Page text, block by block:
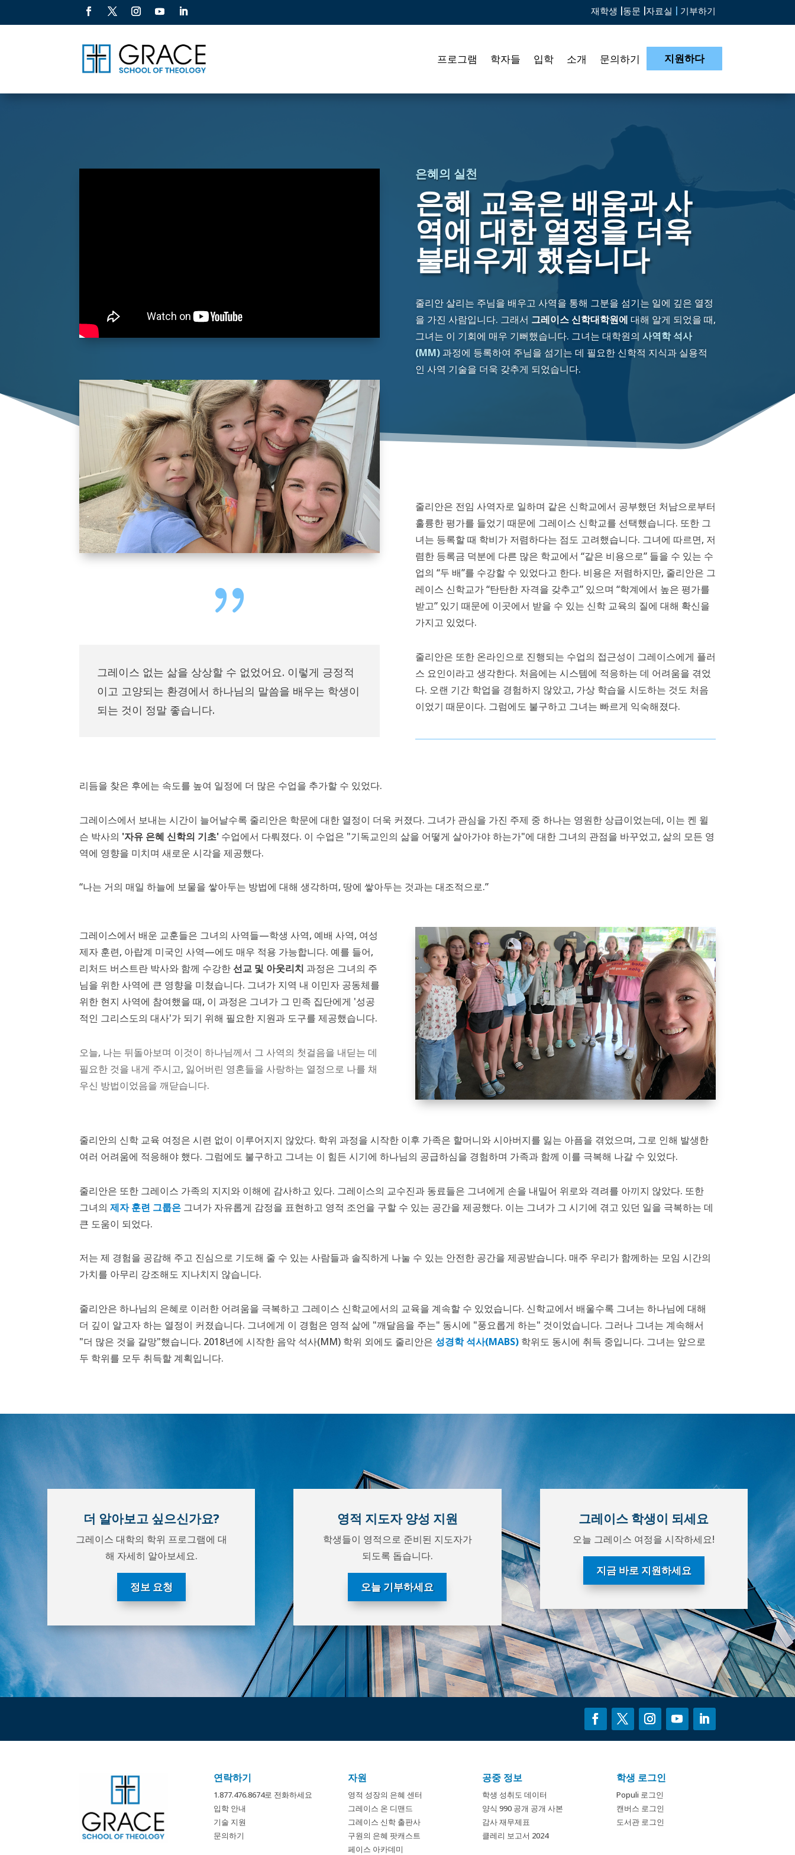
재학생 | 동문 | 자료실 기부하기
프로그램 학자들 입학 소개 문의하기 지원하다
은혜의 실천
은혜 교육은 배움과 사
역에 대한 열정을 더욱
불태우게 했습니다
줄리안 살리는 주님을 배우고 사역을 통해 그분을 섬기는 일에 깊은 열정
을 가진 사람입니다. 그래서 그레이스 신학대학원에 대해 알게 되었을 때,
그녀는 이 기회에 매우 기뻐했습니다. 그녀는 대학원의 사역학 석사
(MM)과정에 등록하여 주님을 섬기는 데 필요한 신학적 지식과 실용적
인 사역 기술을 더욱 갖추게 되었습니다.
{
그레이스 없는 삶을 상상할 수 없었어요. 이렇게 긍정적
이고 고양되는 환경에서 하나님의 말씀을 배우는 학생이
되는 것이 정말 좋습니다.
줄리안은 전임 사역자로 일하며 같은 신학교에서 공부했던 처남으로부터
훌륭한 평가를 들었기 때문에 그레이스 신학교를 선택했습니다. 또한 그
녀는 등록할 때 학비가 저렴하다는 점도 고려했습니다. 그녀에 따르면, 저
렴한 등록금 덕분에 다른 많은 학교에서 “같은 비용으로” 들을 수 있는 수
업의 “두 배”를 수강할 수 있었다고 한다. 비용은 저렴하지만, 줄리안은 그
레이스 신학교가 “탄탄한 자격을 갖추고” 있으며 “학계에서 높은 평가를
받고” 있기 때문에 이곳에서 받을 수 있는 신학 교육의 질에 대해 확신을
가지고 있었다.
줄리안은 또한 온라인으로 진행되는 수업의 접근성이 그레이스에게 플러
스 요인이라고 생각한다. 처음에는 시스템에 적응하는 데 어려움을 겪었
다. 오랜 기간 학업을 경험하지 않았고, 가상 학습을 시도하는 것도 처음
이었기 때문이다. 그럼에도 불구하고 그녀는 빠르게 익숙해졌다.
리듬을 찾은 후에는 속도를 높여 일정에 더 많은 수업을 추가할 수 있었다.
그레이스에서 보내는 시간이 늘어날수록 줄리안은 학문에 대한 열정이 더욱 커졌다. 그녀가 관심을 가진 주제 중 하나는 영원한 상급이었는데, 이는 켄 윌
슨 박사의 '자유 은혜 신학의 기초' 수업에서 다뤄졌다. 이 수업은 "기독교인의 삶을 어떻게 살아가야 하는가"에 대한 그녀의 관점을 바꾸었고, 삶의 모든 영
역에 영향을 미치며 새로운 시각을 제공했다.
“나는 거의 매일 하늘에 보물을 쌓아두는 방법에 대해 생각하며, 땅에 쌓아두는 것과는 대조적으로.”
그레이스에서 배운 교훈들은 그녀의 사역들—학생 사역, 예배 사역, 여성
제자 훈련, 아랍계 미국인 사역—에도 매우 적용 가능합니다. 예를 들어,
리처드 버스트란 박사와 함께 수강한 선교 및 아웃리치 과정은 그녀의 주
님을 위한 사역에 큰 영향을 미쳤습니다. 그녀가 지역 내 이민자 공동체를
위한 현지 사역에 참여했을 때, 이 과정은 그녀가 그 민족 집단에게 '성공
적인 그리스도의 대사'가 되기 위해 필요한 지원과 도구를 제공했습니다.
오늘, 나는 뒤돌아보며 이것이 하나님께서 그 사역의 첫걸음을 내딛는 데
필요한 것을 내게 주시고, 잃어버린 영혼들을 사랑하는 열정으로 나를 채
우신 방법이었음을 깨닫습니다.
줄리안의 신학 교육 여정은 시련 없이 이루어지지 않았다. 학위 과정을 시작한 이후 가족은 할머니와 시아버지를 잃는 아픔을 겪었으며, 그로 인해 발생한
여러 어려움에 적응해야 했다. 그럼에도 불구하고 그녀는 이 힘든 시기에 하나님의 공급하심을 경험하며 가족과 함께 이를 극복해 나갈 수 있었다.
줄리안은 또한 그레이스 가족의 지지와 이해에 감사하고 있다. 그레이스의 교수진과 동료들은 그녀에게 손을 내밀어 위로와 격려를 아끼지 않았다. 또한
그녀의제자 훈련 그룹은 그녀가 자유롭게 감정을 표현하고 영적 조언을 구할 수 있는 공간을 제공했다. 이는 그녀가 그 시기에 겪고 있던 일을 극복하는 데
큰 도움이 되었다.
저는 제 경험을 공감해 주고 진심으로 기도해 줄 수 있는 사람들과 솔직하게 나눌 수 있는 안전한 공간을 제공받습니다. 매주 우리가 함께하는 모임 시간의
가치를 아무리 강조해도 지나치지 않습니다.
줄리안은 하나님의 은혜로 이러한 어려움을 극복하고 그레이스 신학교에서의 교육을 계속할 수 있었습니다. 신학교에서 배울수록 그녀는 하나님에 대해
더 깊이 알고자 하는 열정이 커졌습니다. 그녀에게 이 경험은 영적 삶에 "깨달음을 주는" 동시에 "풍요롭게 하는" 것이었습니다. 그러나 그녀는 계속해서
"더 많은 것을 갈망"했습니다. 2018년에 시작한 음악 석사(MM) 학위 외에도 줄리안은성경학 석사(MABS) 학위도 동시에 취득 중입니다. 그녀는 앞으로
두 학위를 모두 취득할 계획입니다.
더 알아보고 싶으신가요?
그레이스 대학의 학위 프로그램에 대
해 자세히 알아보세요.
정보 요청
영적 지도자 양성 지원
학생들이 영적으로 준비된 지도자가
되도록 돕습니다.
오늘 기부하세요
그레이스 학생이 되세요
오늘 그레이스 여정을 시작하세요!
지금 바로 지원하세요
연락하기
1.877.476.8674로 전화하세요
입학 안내
기술 지원
문의하기
자원
영적 성장의 은혜 센터
그레이스 온 디맨드
그레이스 신학 출판사
구원의 은혜 팟캐스트
페이스 아카데미
공중 정보
학생 성취도 데이터
양식 990 공개 공개 사본
감사 재무제표
클레리 보고서 2024
학생 로그인
Populi 로그인
캔버스 로그인
도서관 로그인